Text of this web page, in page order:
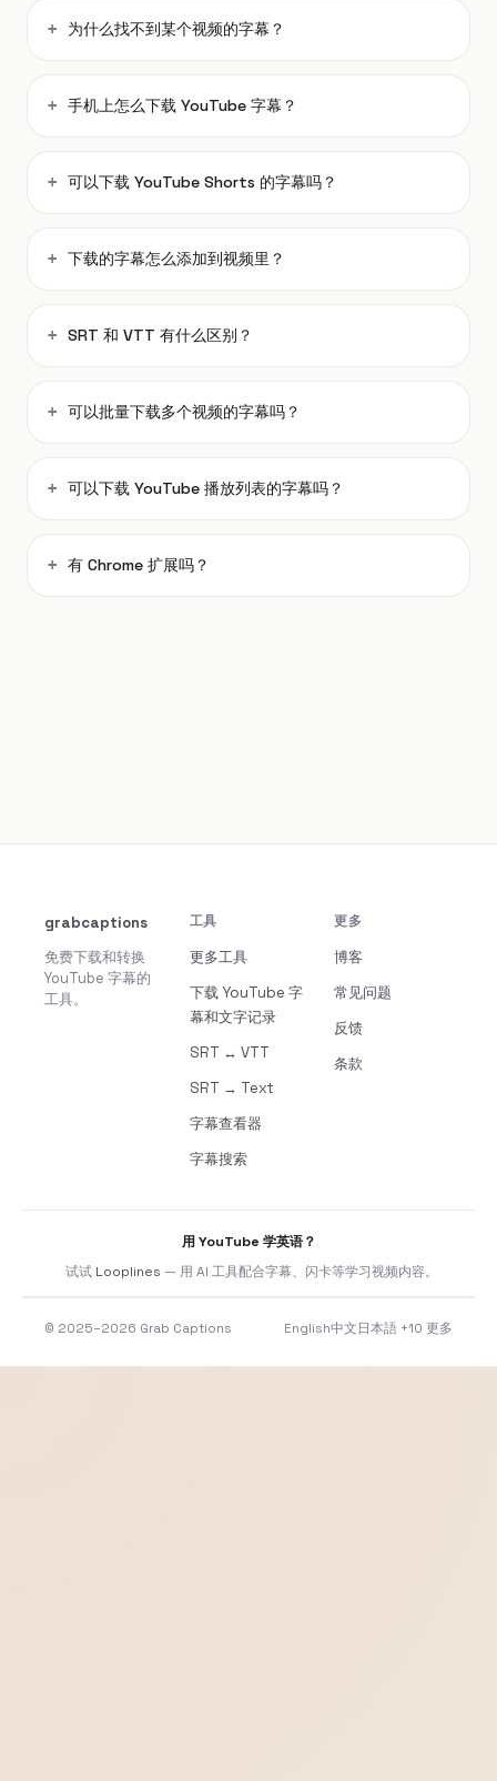
为什么找不到某个视频的字幕？
手机上怎么下载 YouTube 字幕？
可以下载 YouTube Shorts 的字幕吗？
下载的字幕怎么添加到视频里？
SRT 和 VTT 有什么区别？
可以批量下载多个视频的字幕吗？
可以下载 YouTube 播放列表的字幕吗？
有 Chrome 扩展吗？
grabcaptions
免费下载和转换
YouTube 字幕的
工具。
工具
更多工具
下载 YouTube 字
幕和文字记录
SRT ↔ VTT
SRT → Text
字幕查看器
字幕搜索
更多
博客
常见问题
反馈
条款
用 YouTube 学英语？
试试 Looplines — 用 AI 工具配合字幕、闪卡等学习视频内容。
© 2025–2026 Grab Captions English中文 日本語 +10 更多